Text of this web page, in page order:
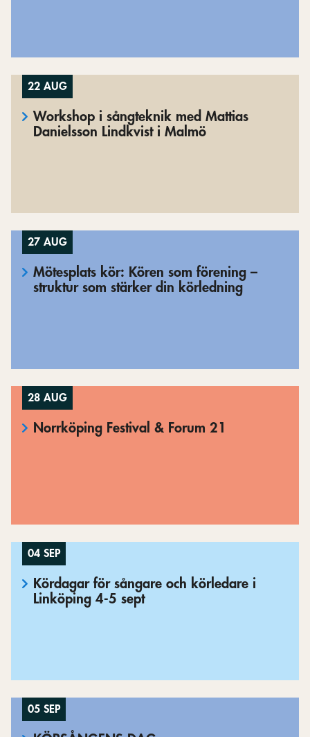
22 AUG
Workshop i sångteknik med Mattias
Danielsson Lindkvist i Malmö
27 AUG
Mötesplats kör: Kören som förening –
struktur som stärker din körledning
28 AUG
Norrköping Festival & Forum 21
04 SEP
Kördagar för sångare och körledare i
Linköping 4-5 sept
05 SEP